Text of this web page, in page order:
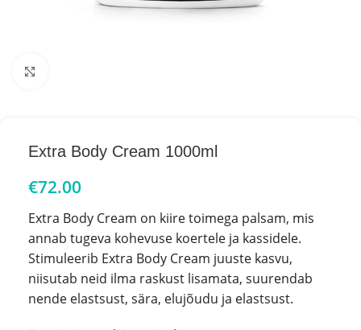
Extra Body Cream 1000ml
€72.00
Extra Body Cream on kiire toimega palsam, mis
annab tugeva kohevuse koertele ja kassidele.
Stimuleerib Extra Body Cream juuste kasvu,
niisutab neid ilma raskust lisamata, suurendab
nende elastsust, sära, elujõudu ja elastsust.